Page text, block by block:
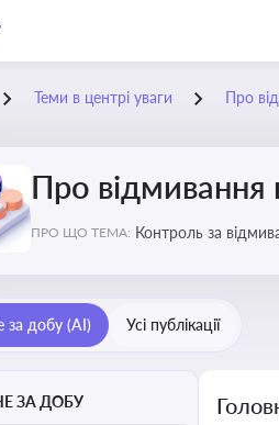
Теми в центрі уваги Про
Про відмивання
ПРО ЩО ТЕМА: Контроль за
за добу (AI) Усі публікації
ЗА ДОБУ